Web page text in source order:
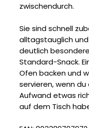
zwischendurch.
Sie sind schnell
alltagstauglich
deutlich
Standard-Snack.
Ofen backen und
servieren, wenn du
Aufwand etwas
auf dem Tisch